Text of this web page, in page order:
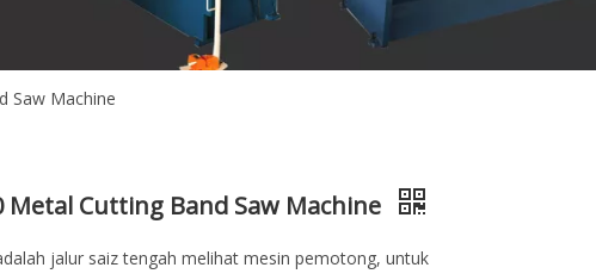
Saw Machine
Metal Cutting Band Saw Machine
jalur saiz tengah melihat mesin pemotong, untuk